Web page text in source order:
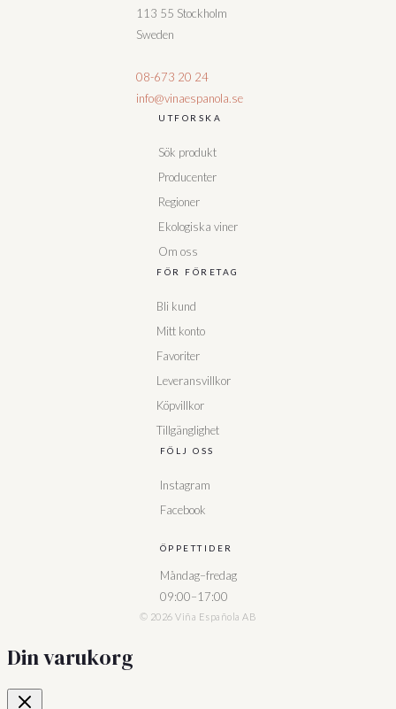
113 55 Stockholm
Sweden
08-673 20 24
info@vinaespanola.se
UTFORSKA
Sök produkt
Producenter
Regioner
Ekologiska viner
Om oss
FÖR FÖRETAG
Bli kund
Mitt konto
Favoriter
Leveransvillkor
Köpvillkor
Tillgänglighet
FÖLJ OSS
Instagram
Facebook
ÖPPETTIDER
Måndag–fredag
09:00–17:00
© 2026 Viña Española AB
Din varukorg